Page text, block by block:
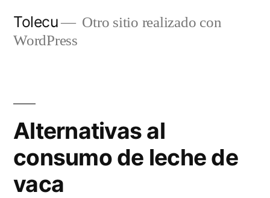
Tolecu
Otro sitio realizado con
WordPress
Alternativas al
consumo de leche de
vaca